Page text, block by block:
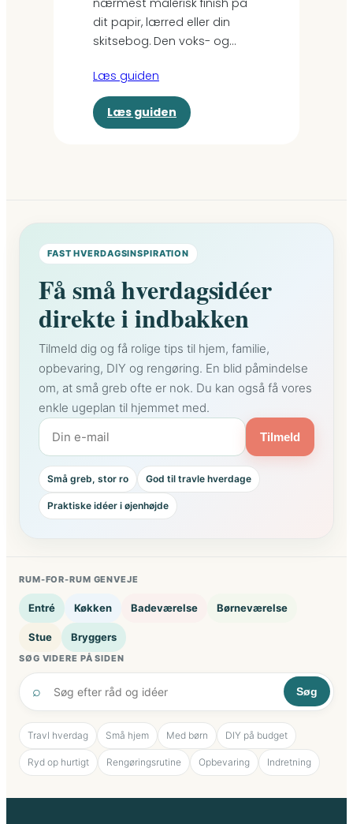
e
s
a
p
k
g
ø
r
t
r
-
r
n
u
i
d
e
t
l
h
e
m
nærmest malerisk finish på
dit papir, lærred eller din
skitsebog. Den voks- og…
Læs guiden
Læs guiden
F
t
t
d
o
l
e
k
r
t
t
i
r
i
e
s
j
æ
l
FAST HVERDAGSINSPIRATION
Få små hverdagsidéer
direkte i indbakken
Tilmeld dig og få rolige tips til hjem, familie,
opbevaring, DIY og rengøring. En blid påmindelse
om, at små greb ofte er nok. Du kan også få vores
enkle ugeplan til hjemmet med.
Tilmeld
Små greb, stor ro God til travle hverdage
Praktiske idéer i øjenhøjde
RUM-FOR-RUM GENVEJE
Entré Køkken Badeværelse Børneværelse
Stue Bryggers
SØG VIDERE PÅ SIDEN
⌕ Søg
Travl hverdag Små hjem Med børn DIY på budget
Ryd op hurtigt Rengøringsrutine Opbevaring Indretning